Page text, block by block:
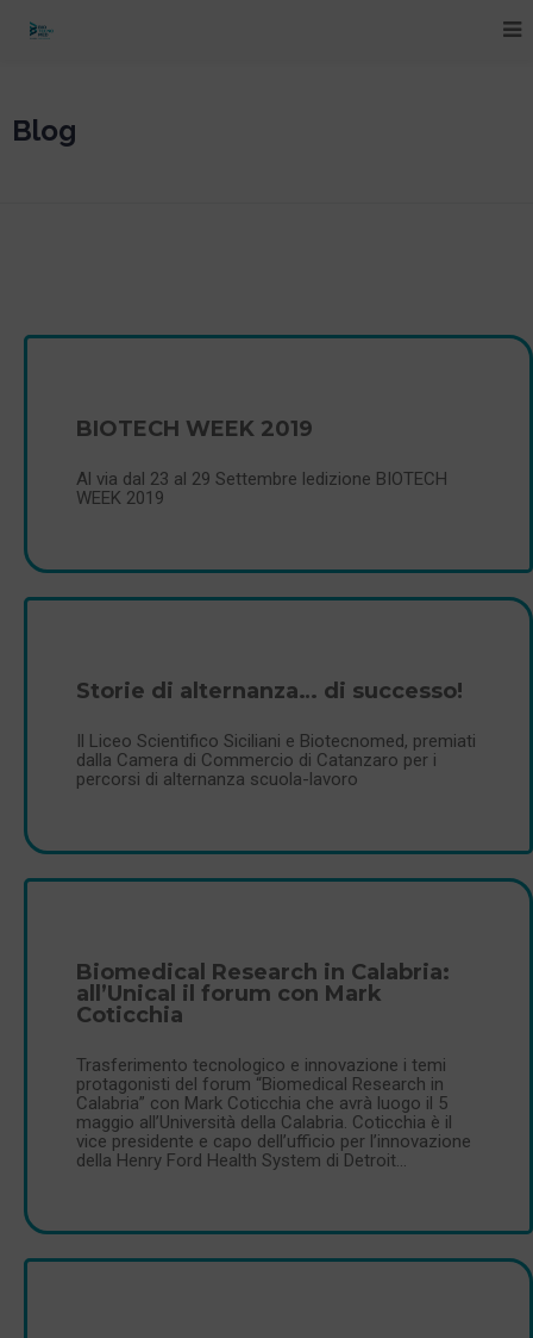
Blog
BIOTECH WEEK 2019
Al via dal 23 al 29 Settembre ledizione BIOTECH
WEEK 2019
Storie di alternanza… di successo!
Il Liceo Scientifico Siciliani e Biotecnomed, premiati
dalla Camera di Commercio di Catanzaro per i
percorsi di alternanza scuola-lavoro
Biomedical Research in Calabria:
all’Unical il forum con Mark
Coticchia
Trasferimento tecnologico e innovazione i temi
protagonisti del forum “Biomedical Research in
Calabria” con Mark Coticchia che avrà luogo il 5
maggio all’Università della Calabria. Coticchia è il
vice presidente e capo dell’ufficio per l’innovazione
della Henry Ford Health System di Detroit…